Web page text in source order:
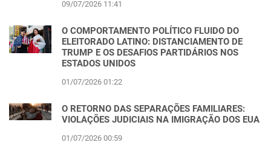
09/07/2026 11:41
O COMPORTAMENTO POLÍTICO FLUIDO DO
ELEITORADO LATINO: DISTANCIAMENTO DE
TRUMP E OS DESAFIOS PARTIDÁRIOS NOS
ESTADOS UNIDOS
01/07/2026 01:22
O RETORNO DAS SEPARAÇÕES FAMILIARES:
VIOLAÇÕES JUDICIAIS NA IMIGRAÇÃO DOS EUA
01/07/2026 00:59